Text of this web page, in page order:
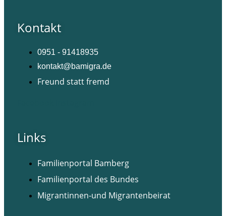
Kontakt
0951 - 91418935
kontakt@bamigra.de
Freund statt fremd
Links
Familienportal Bamberg
Familienportal des Bundes
Migrantinnen-und Migrantenbeirat